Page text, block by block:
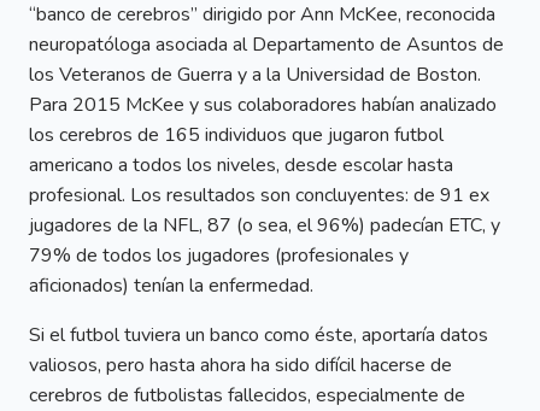
“banco de cerebros” dirigido por Ann McKee, reconocida
neuropatóloga asociada al Departamento de Asuntos de
los Veteranos de Guerra y a la Universidad de Boston.
Para 2015 McKee y sus colaboradores habían analizado
los cerebros de 165 individuos que jugaron futbol
americano a todos los niveles, desde escolar hasta
profesional. Los resultados son concluyentes: de 91 ex
jugadores de la NFL, 87 (o sea, el 96%) padecían ETC, y
79% de todos los jugadores (profesionales y
aficionados) tenían la enfermedad.
Si el futbol tuviera un banco como éste, aportaría datos
valiosos, pero hasta ahora ha sido difícil hacerse de
cerebros de futbolistas fallecidos, especialmente de